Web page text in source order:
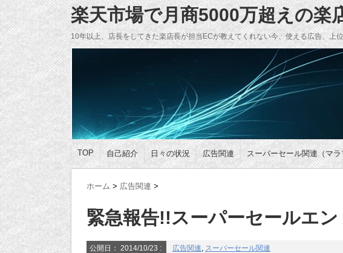
楽天市場で月商5000万超えの楽
10年以上、店長をしてきた楽店長が担当ECが教えてくれない今、使える広告、上
TOP 自己紹介 日々の状況 広告関連 スーパーセール関連（マ
ホーム > 広告関連 >
緊急報告!!スーパーセールエ
公開日： 2014/10/23 : 広告関連, スーパーセール関連